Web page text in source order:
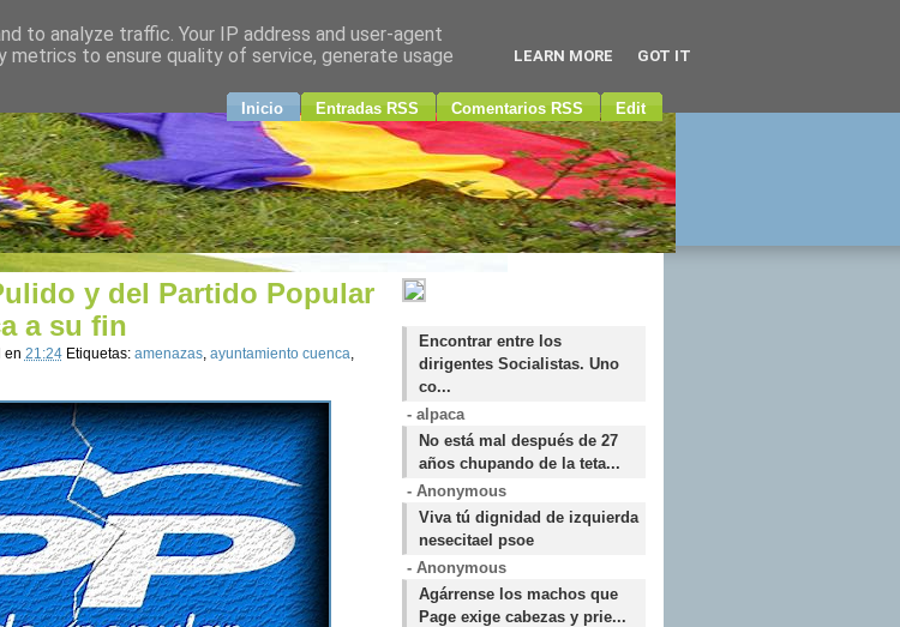
Inicio Entradas RSS Comentarios RSS Edit
y del Partido Popular
a su fin
en 21:24 Etiquetas: amenazas, ayuntamiento cuenca,
Encontrar entre los
dirigentes Socialistas. Uno
co...
- alpaca
No está mal después de 27
años chupando de la teta...
- Anonymous
Viva tú dignidad de izquierda
nesecitael psoe
- Anonymous
Agárrense los machos que
Page exige cabezas y prie...
to analyze traffic. Your IP address and user-agent
metrics to ensure quality of service, generate usage
LEARN MORE GOT IT